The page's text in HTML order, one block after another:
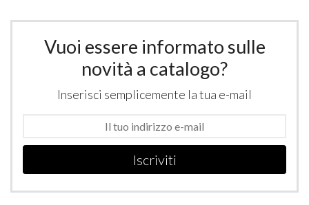
Vuoi essere informato sulle
novità a catalogo?
Inserisci semplicemente la tua e-mail
Iscriviti